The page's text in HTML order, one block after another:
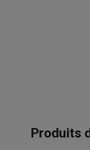
Produits